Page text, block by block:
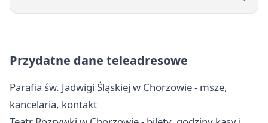
Przydatne dane teleadresowe
Parafia św. Jadwigi Śląskiej w Chorzowie - msze,
kancelaria, kontakt